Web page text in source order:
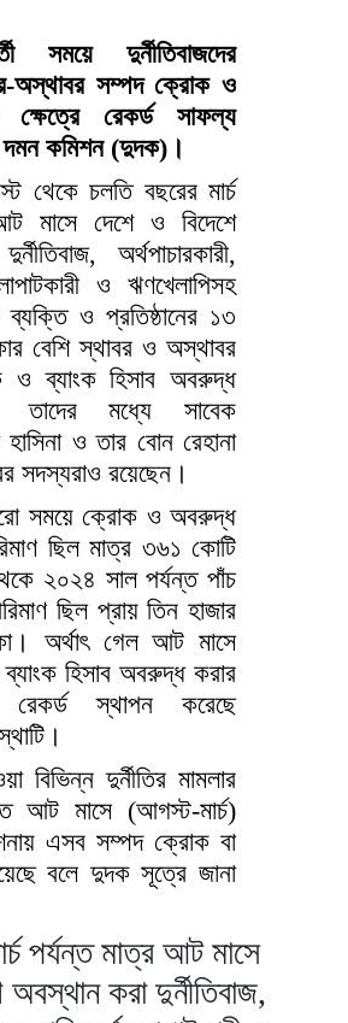
সময়ে দুর্নীতিবাজদের
অস্থাবর সম্পদ ক্রোক ও
রেকর্ড সাফল্য
দমন কমিশন (দুদক)।
থেকে চলতি বছরের মার্চ
মাসে দেশে ও বিদেশে
অর্থপাচারকারী,
ও ঋণখেলাপিসহ
ও প্রতিষ্ঠানের ১৩
বেশি স্থাবর ও অস্থাবর
ব্যাংক হিসাব অবরুদ্ধ
তাদের মধ্যে সাবেক
হাসিনা ও তার বোন রেহানা
সদস্যরাও রয়েছেন।
সময়ে ক্রোক ও অবরুদ্ধ
ছিল মাত্র ৩৬১ কোটি
২০২৪ সাল পর্যন্ত পাঁচ
ছিল প্রায় তিন হাজার
অর্থাৎ গেল আট মাসে
হিসাব অবরুদ্ধ করার
স্থাপন করেছে
বিভিন্ন দুর্নীতির মামলার
আট মাসে (আগস্ট-মার্চ)
এসব সম্পদ ক্রোক বা
বলে দুদক সূত্রে জানা
পর্যন্ত মাত্র আট মাসে
করা দুর্নীতিবাজ,